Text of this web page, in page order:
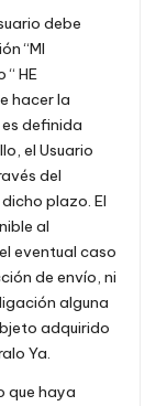
debe
“MI
“ HE
hacer la
definida
el Usuario
del
plazo. El
al
eventual caso
de envío, ni
alguna
adquirido
Ya.
que haya